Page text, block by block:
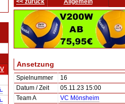
<< zurück Allgemein
Ansetzung
Spielnummer
16
Datum / Zeit
05.11.23 15:00
Team A
VC Mönsheim